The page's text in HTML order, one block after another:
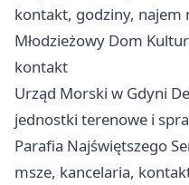
kontakt, godziny, najem
Młodzieżowy Dom
kontakt
Urząd Morski w Gdyni
jednostki terenowe i
Parafia Najświętszego
msze, kancelaria,